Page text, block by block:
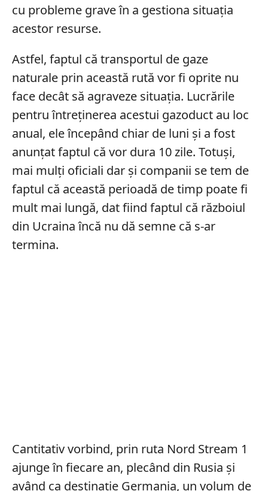
cu probleme grave în a gestiona situația
acestor resurse.
Astfel, faptul că transportul de gaze
naturale prin această rută vor fi oprite nu
face decât să agraveze situația. Lucrările
pentru întreținerea acestui gazoduct au loc
anual, ele începând chiar de luni și a fost
anunțat faptul că vor dura 10 zile. Totuși,
mai mulți oficiali dar și companii se tem de
faptul că această perioadă de timp poate fi
mult mai lungă, dat fiind faptul că războiul
din Ucraina încă nu dă semne că s-ar
termina.
Cantitativ vorbind, prin ruta Nord Stream 1
ajunge în fiecare an, plecând din Rusia și
având ca destinație Germania, un volum de